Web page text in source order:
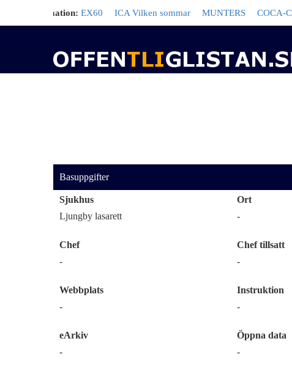
information: EX60 ICA Vilken sommar MUNTERS COCA-COLA
Basuppgifter
Sjukhus
Ljungby lasarett
Ort
-
Chef
-
Chef tillsatt
-
Webbplats
-
Instruktion
-
eArkiv
-
Öppna data
-